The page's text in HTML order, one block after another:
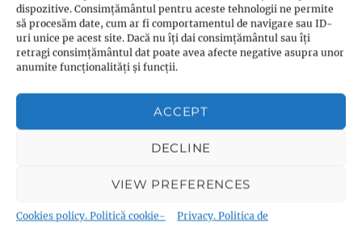
dispozitive. Consimțământul pentru aceste tehnologii ne permite
să procesăm date, cum ar fi comportamentul de navigare sau ID-
uri unice pe acest site. Dacă nu îți dai consimțământul sau îți
retragi consimțământul dat poate avea afecte negative asupra unor
anumite funcționalități și funcții.
ACCEPT
DECLINE
VIEW PREFERENCES
Cookies policy. Politică cookie-
Privacy. Politica de
Responsabilitatea deciziilor luate în baza
informațiilor prezentate pe acest site aparține
în totalitate decidentului.